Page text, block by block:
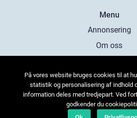
Menu
Annonsering
Om oss
Kontakta oss
Sitemap
På vores website bruges cookies til at
statistik og personalisering af indhold
information deles med tredjepart. Ved
godkender du